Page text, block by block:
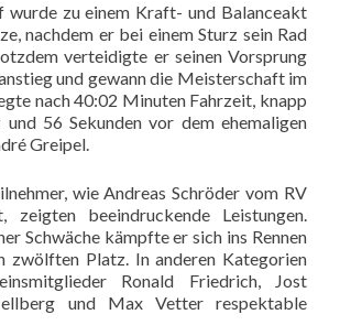
wurde zu einem Kraft- und Balanceakt
nachdem er bei einem Sturz sein Rad
verteidigte er seinen Vorsprung
und gewann die Meisterschaft im
nach 40:02 Minuten Fahrzeit, knapp
und 56 Sekunden vor dem ehemaligen
Greipel.
wie Andreas Schröder vom RV
zeigten beeindruckende Leistungen.
Schwäche kämpfte er sich ins Rennen
zwölften Platz. In anderen Kategorien
Ronald Friedrich, Jost
und Max Vetter respektable